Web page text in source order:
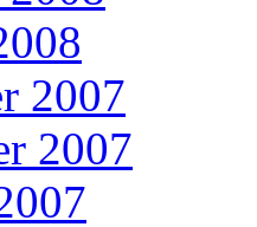
2007
2007